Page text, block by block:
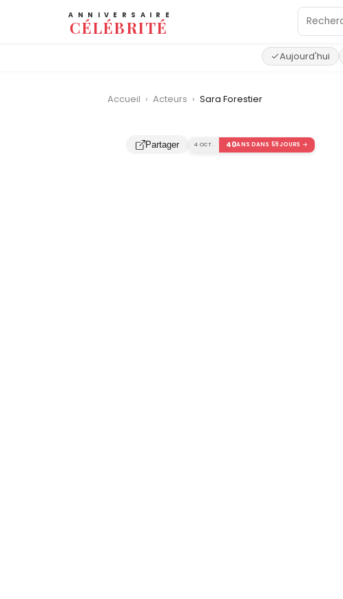
ANNIVERSAIRE
CÉLÉBRITÉ
Aujourd'hui
Accueil › Acteurs › Sara Forestier
Partager 4 OCT. 40ANS DANS 59 JOURS →